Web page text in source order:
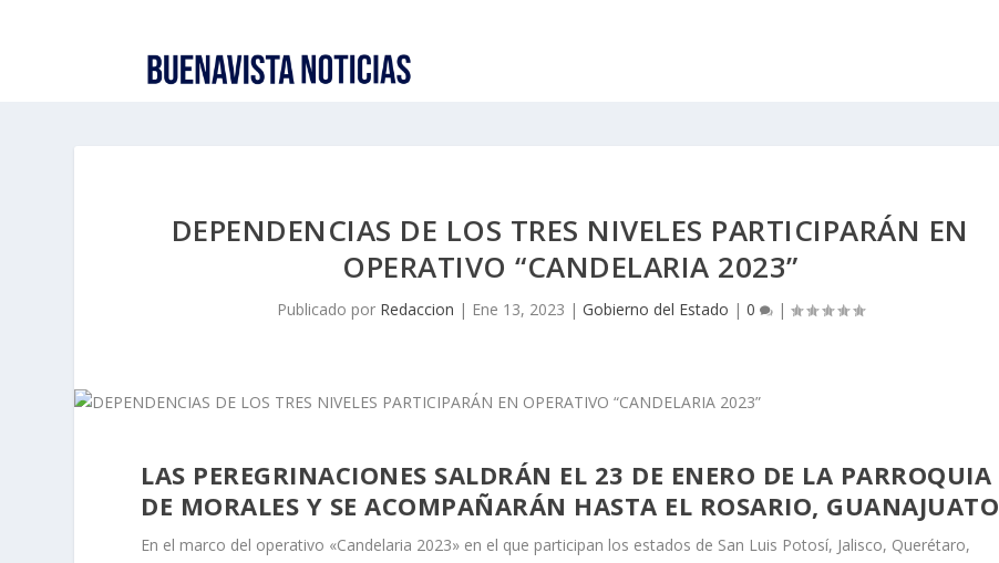
DEPENDENCIAS DE LOS TRES NIVELES PARTICIPARÁN EN
OPERATIVO “CANDELARIA 2023”
Publicado por Redaccion | Ene 13, 2023 | Gobierno del Estado | 0 |
LAS PEREGRINACIONES SALDRÁN EL 23 DE ENERO DE LA PARROQUIA
DE MORALES Y SE ACOMPAÑARÁN HASTA EL ROSARIO, GUANAJUATO
En el marco del operativo «Candelaria 2023» en el que participan los estados de San Luis Potosí, Jalisco, Querétaro,